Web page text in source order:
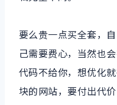
要么贵一点买全套，
己需要费心，当然也
代码不给你，想优化
块的网站，要付出代